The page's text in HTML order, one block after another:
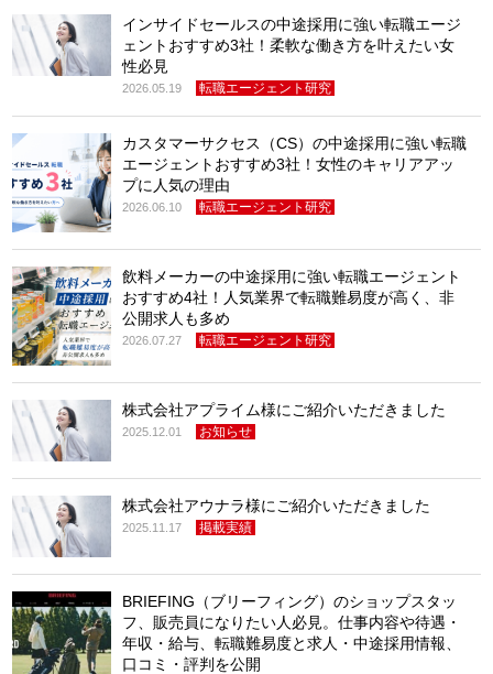
インサイドセールスの中途採用に強い転職エージ
ェントおすすめ3社！柔軟な働き方を叶えたい女
性必見
2026.05.19 転職エージェント研究
カスタマーサクセス（CS）の中途採用に強い転職
エージェントおすすめ3社！女性のキャリアアッ
プに人気の理由
2026.06.10 転職エージェント研究
飲料メーカーの中途採用に強い転職エージェント
おすすめ4社！人気業界で転職難易度が高く、非
公開求人も多め
2026.07.27 転職エージェント研究
株式会社アプライム様にご紹介いただきました
2025.12.01 お知らせ
株式会社アウナラ様にご紹介いただきました
2025.11.17 掲載実績
BRIEFING（ブリーフィング）のショップスタッ
フ、販売員になりたい人必見。仕事内容や待遇・
年収・給与、転職難易度と求人・中途採用情報、
口コミ・評判を公開